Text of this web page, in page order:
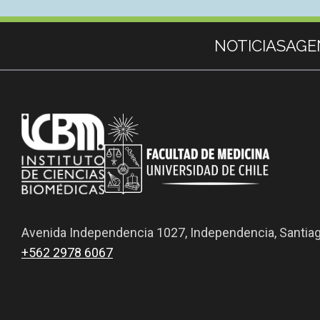
NOTICIAS
Avenida Independencia 1027, Independencia,
+562 2978 6067